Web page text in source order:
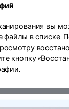
вы
файлы в списке.
кнопку